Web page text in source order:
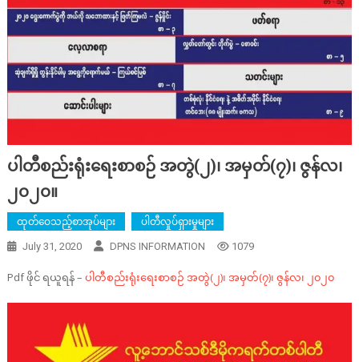
ပါတီစည်းရုံးရေးစာစဉ် အတွဲ(၂)၊ အမှတ်(၇)၊ ဇွန်လ၊
၂၀၂၀။
ထုတ်ဝေသည့်စာအုပ်များ ပါတီလှုပ်ရှားမှုများ
July 31, 2020 DPNS INFORMATION 1079
Pdf ဖိုင် ရယူရန် – ပါတီစည်းရုံးရေးစာစဉ် အတွဲ(၂)၊ အမှတ်(၇)၊ ဇွန်လ၊ ၂၀၂၀